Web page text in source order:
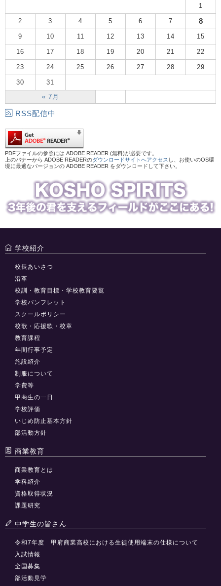
« 7月
1
2 3 4 5 6 7 8
9 10 11 12 13 14 15
16 17 18 19 20 21 22
23 24 25 26 27 28 29
30 31
RSS配信中
PDFファイルの参照には ADOBE READER (無料)が必要です。
上のバナーから ADOBE READERのダウンロードサイトへアクセス し、お使いのOS環
境に最適なバージョンの ADOBE READER をダウンロードして下さい。
学校紹介
校長あいさつ
沿革
校訓・教育目標・学校教育要覧
学校パンフレット
スクールポリシー
校歌・応援歌・校章
教育課程
年間行事予定
施設紹介
制服について
学費等
甲商生の一日
学校評価
いじめ防止基本方針
部活動方針
商業教育
商業教育とは
学科紹介
資格取得状況
課題研究
中学生の皆さん
令和7年度 甲府商業高校における生徒使用端末の仕様について
入試情報
全国募集
部活動見学